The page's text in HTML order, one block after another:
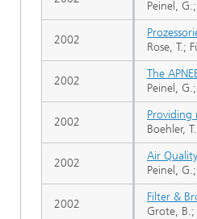
Peinel,
Rose, T.;
The
Peinel,
Providing
Boehler,
Air
Peinel,
Filter &
Grote, B.;
2002
2002
2002
2002
2002